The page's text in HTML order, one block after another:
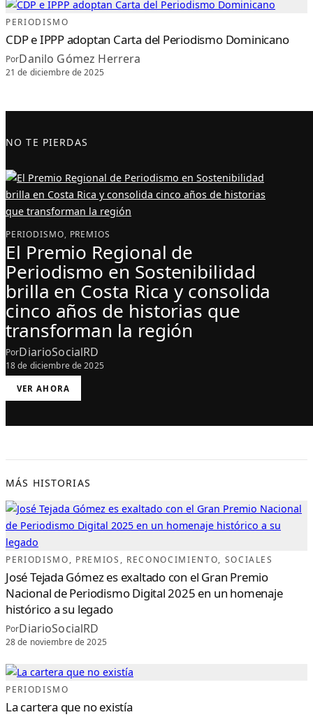
PERIODISMO
CDP e IPPP adoptan Carta del Periodismo Dominicano
PorDanilo Gómez Herrera
21 de diciembre de 2025
NO TE PIERDAS
PERIODISMO, PREMIOS
El Premio Regional de
Periodismo en Sostenibilidad
brilla en Costa Rica y consolida
cinco años de historias que
transforman la región
PorDiarioSocialRD
18 de diciembre de 2025
VER AHORA
:
L
E
I
O
A
L
E
P
E
R
I
O
I
M
E
S
O
S
N
I
B
I
L
D
MÁS HISTORIAS
PERIODISMO, PREMIOS , RECONOCIMIENTO, SOCIALES
José Tejada Gómez es exaltado con el Gran Premio
Nacional de Periodismo Digital 2025 en un homenaje
histórico a su legado
PorDiarioSocialRD
28 de noviembre de 2025
PERIODISMO
La cartera que no existía